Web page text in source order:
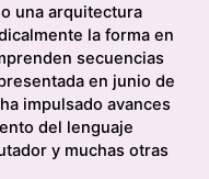
una arquitectura
la forma en
secuencias
en junio de
impulsado avances
del lenguaje
y muchas otras